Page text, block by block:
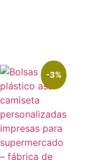
-3%